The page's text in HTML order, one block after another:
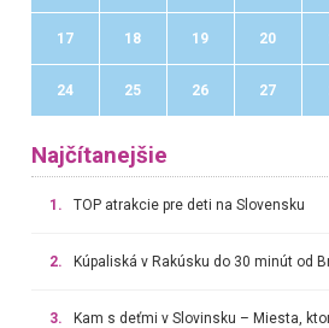
17 18 19 20
24 25 26 27
Najčítanejšie
1. TOP atrakcie pre deti na Slovensku
2. Kúpaliská v Rakúsku do 30 minút od
3.
Kam s deťmi v Slovinsku – Miesta,